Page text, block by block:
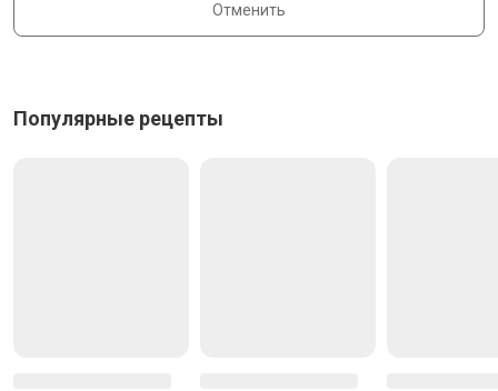
Отменить
Популярные рецепты